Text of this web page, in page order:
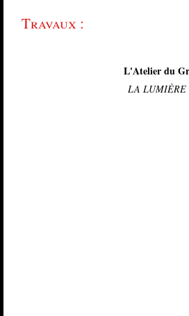
Travaux :
L'Atelier du
LA LUMIÈRE